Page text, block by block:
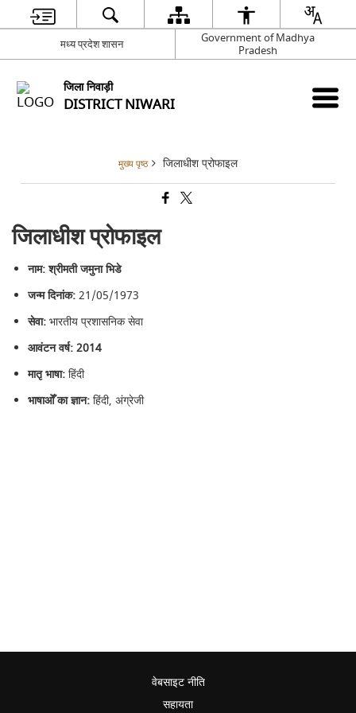
मध्य प्रदेश शासन
Government of Madhya
Pradesh
जिला निवाड़ी
DISTRICT NIWARI
मुख्य पृष्ठ जिलाधीश प्रोफाइल
जिलाधीश प्रोफाइल
नाम: श्रीमती जमुना भिडे
जन्म दिनांक:21/05/1973
सेवा:भारतीय प्रशासनिक सेवा
आवंटन वर्ष: 2014
मातृ भाषा:हिंदी
भाषाओँ का ज्ञान:हिंदी, अंग्रेजी
वेबसाइट नीति
सहायता